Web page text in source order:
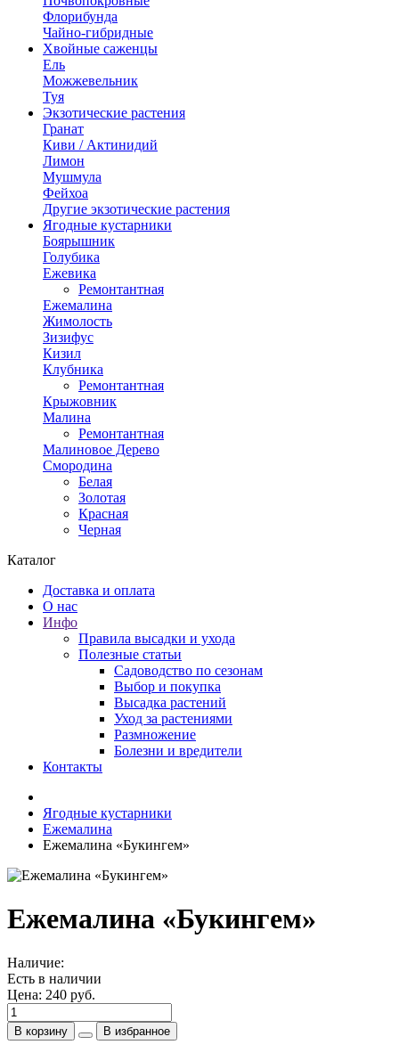
Флорибунда
Чайно-гибридные
Хвойные саженцы
Ель
Можжевельник
Туя
Экзотические растения
Гранат
Киви / Актинидий
Лимон
Мушмула
Фейхоа
Другие экзотические растения
Ягодные кустарники
Боярышник
Голубика
Ежевика
Ремонтантная
Ежемалина
Жимолость
Зизифус
Кизил
Клубника
Ремонтантная
Крыжовник
Малина
Ремонтантная
Малиновое Дерево
Смородина
Белая
Золотая
Красная
Черная
Каталог
Доставка и оплата
О нас
Инфо
Правила высадки и ухода
Полезные статьи
Садоводство по сезонам
Выбор и покупка
Высадка растений
Уход за растениями
Размножение
Болезни и вредители
Контакты
Ягодные кустарники
Ежемалина
Ежемалина «Букингем»
Ежемалина «Букингем»
Наличие:
Есть в наличии
Цена: 240 руб.
В корзину В избранное